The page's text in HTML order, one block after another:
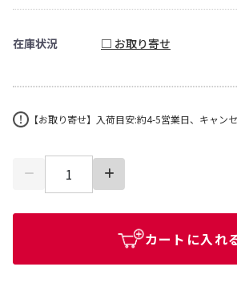
在庫状況 □ お取り寄せ
【お取り寄せ】入荷目安:約4-5営業日、キャン
カートに入れ